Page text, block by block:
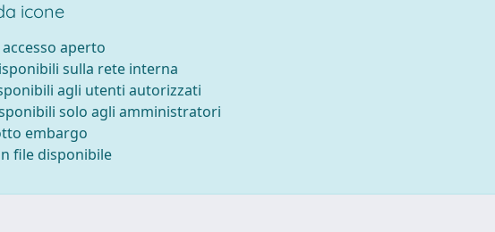
icone
aperto
sulla rete interna
agli utenti autorizzati
solo agli amministratori
embargo
file disponibile